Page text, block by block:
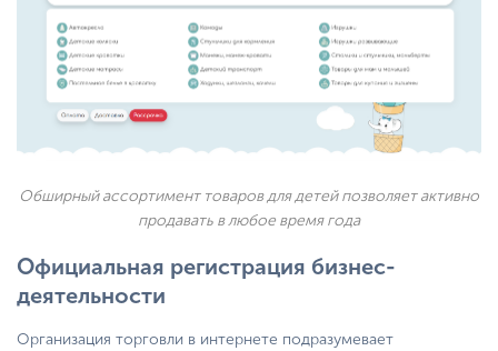
Обширный ассортимент товаров для детей позволяет активно
продавать в любое время года
Официальная регистрация бизнес-
деятельности
Организация торговли в интернете подразумевает